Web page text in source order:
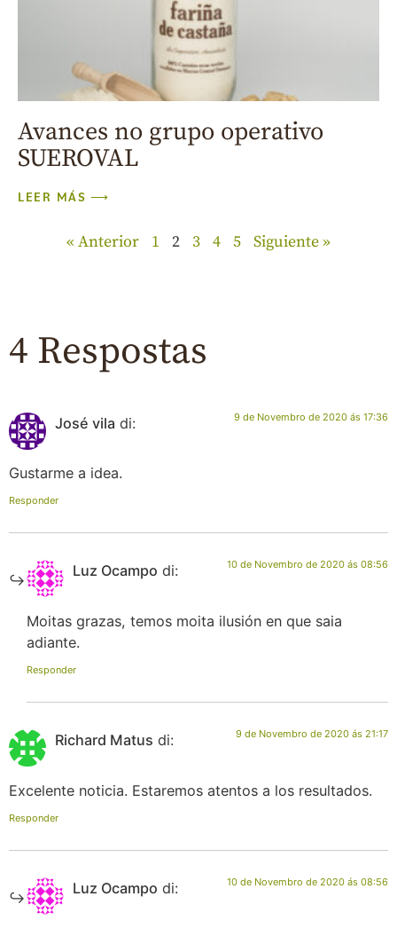
Avances no grupo operativo
SUEROVAL
LEER MÁS ⟶
« Anterior 1 2 3 4 5 Siguiente »
4 Respostas
José vila di: 9 de Novembro de 2020 ás 17:36
Gustarme a idea.
Responder
Luz Ocampo di: 10 de Novembro de 2020 ás 08:56
Moitas grazas, temos moita ilusión en que saia
adiante.
Responder
Richard Matus di: 9 de Novembro de 2020 ás 21:17
Excelente noticia. Estaremos atentos a los resultados.
Responder
Luz Ocampo di: 10 de Novembro de 2020 ás 08:56